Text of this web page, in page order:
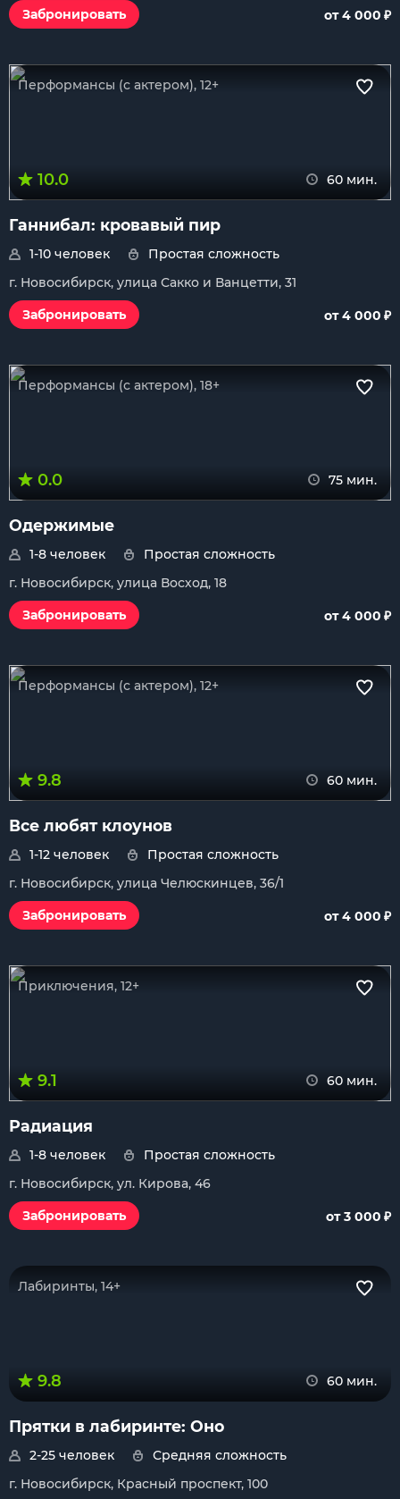
Забронировать
от 4 000 ₽
Перформансы (с актером), 12+
10.0 60 мин.
Ганнибал: кровавый пир
1-10 человек
Простая сложность
г. Новосибирск, улица Сакко и Ванцетти, 31
Забронировать
от 4 000 ₽
Перформансы (с актером), 18+
0.0 75 мин.
Одержимые
1-8 человек
Простая сложность
г. Новосибирск, улица Восход, 18
Забронировать
от 4 000 ₽
Перформансы (с актером), 12+
9.8 60 мин.
Все любят клоунов
1-12 человек
Простая сложность
г. Новосибирск, улица Челюскинцев, 36/1
Забронировать
от 4 000 ₽
Приключения, 12+
9.1 60 мин.
Радиация
1-8 человек
Простая сложность
г. Новосибирск, ул. Кирова, 46
Забронировать
от 3 000 ₽
Лабиринты, 14+
9.8 60 мин.
Прятки в лабиринте: Оно
2-25 человек
Средняя сложность
г. Новосибирск, Красный проспект, 100